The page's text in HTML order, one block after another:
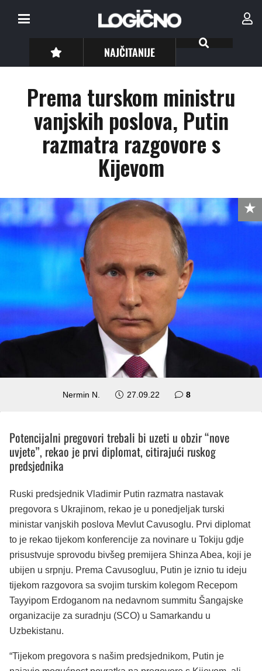
NAJČITANIJE
Prema turskom ministru
vanjskih poslova, Putin
razmatra razgovore s
Kijevom
Nermin N. 27.09.22 8komentara
Potencijalni pregovori trebali bi uzeti u obzir “nove
uvjete”, rekao je prvi diplomat, citirajući ruskog
predsjednika
Ruski predsjednik Vladimir Putin razmatra nastavak
pregovora s Ukrajinom, rekao je u ponedjeljak turski
ministar vanjskih poslova Mevlut Cavusoglu. Prvi diplomat
to je rekao tijekom konferencije za novinare u Tokiju gdje
prisustvuje sprovodu bivšeg premijera Shinza Abea, koji je
ubijen u srpnju. Prema Cavusogluu, Putin je iznio tu ideju
tijekom razgovora sa svojim turskim kolegom Recepom
Tayyipom Erdoganom na nedavnom summitu Šangajske
organizacije za suradnju (SCO) u Samarkandu u
Uzbekistanu.
“Tijekom pregovora s našim predsjednikom, Putin je